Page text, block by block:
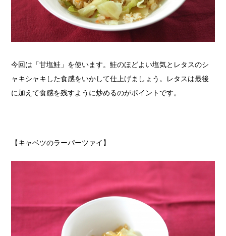
今回は「甘塩鮭」を使います。鮭のほどよい塩気とレタスのシ
ャキシャキした食感をいかして仕上げましょう。レタスは最後
に加えて食感を残すように炒めるのがポイントです。
【キャベツのラーパーツァイ】